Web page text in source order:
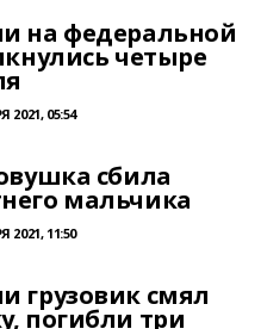
на федеральной
четыре
2021, 05:54
сбила
мальчика
2021, 11:50
грузовик смял
погибли три